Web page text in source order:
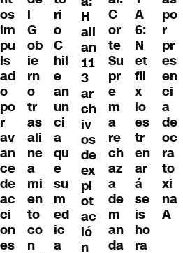
os
im
pu
ls
ad
o
po
r
av
an
ce
de
ac
ci
on
es
l
G
ob
ie
rn
o
tr
as
ali
ne
a
mi
en
to
co
n
ri
o
C
hil
e
an
un
ci
a
qu
e
su
m
ed
ic
a
H
all
an
11
3
ar
ch
iv
os
de
ex
pl
ot
ac
ió
n
C
or
te
Su
pr
e
m
a
re
ch
az
a
de
m
an
da
A
6:
N
et
fli
x
lo
es
tr
en
ar
á
se
is
ho
ra
po
r
pr
es
en
ci
a
de
oc
ra
to
xi
na
A